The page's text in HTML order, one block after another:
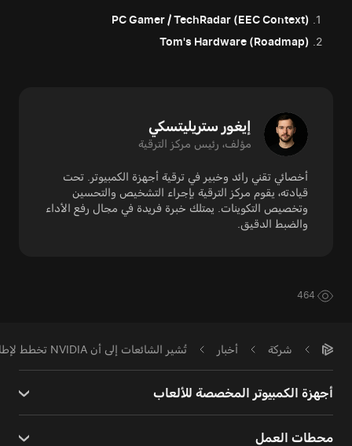
PC Gamer / TechRadar (EEC Context)
Tom's Hardware (Roadmap)
إيغور ستريليتسكي
مؤلف، رئيس مركز الترقية
أخصائي تقني رائد وخبير في ترقية أجهزة الكمبيوتر. تحت
قيادته، يقوم مركز الترقية بإجراء التشخيص والتحسين
وتخصيص التكوينات. يمتلك خبرة فريدة في مجال رفع الأداء
والضبط الدقيق.
464
شركة أخبار تُشير الشائعات إلى أن NVIDIA تخطط لإطلاق RTX 5090 Ti SUPER في عام 2026
أجهزة الكمبيوتر المخصصة للألعاب
محطات العمل